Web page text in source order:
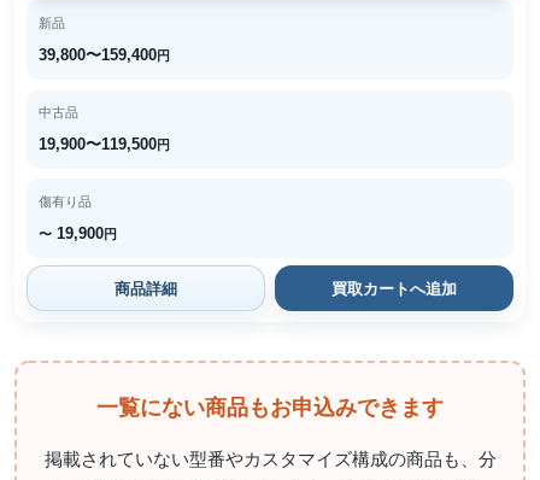
新品
39,800〜159,400円
中古品
19,900〜119,500円
傷有り品
〜 19,900円
商品詳細 買取カートへ追加
一覧にない商品もお申込みできます
掲載されていない型番やカスタマイズ構成の商品も、分